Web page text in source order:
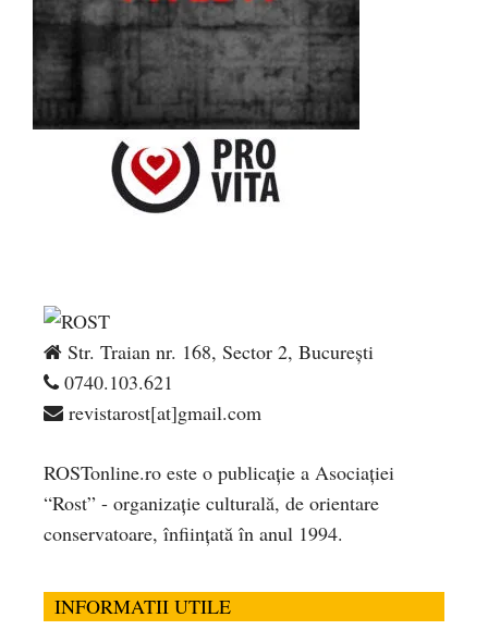
Str. Traian nr. 168, Sector 2, București
0740.103.621
revistarost[at]gmail.com
ROSTonline.ro este o publicaţie a Asociaţiei
“Rost” - organizaţie culturală, de orientare
conservatoare, înfiinţată în anul 1994.
INFORMATII UTILE